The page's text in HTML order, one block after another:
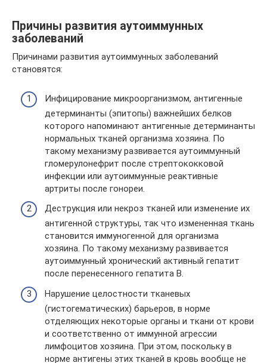
Причины развития аутоиммунных
заболеваний
Причинами развития аутоиммунных заболеваний
становятся:
Инфицирование микроорганизмом, антигенные
детерминанты (эпитопы) важнейших белков
которого напоминают антигенные детерминанты
нормальных тканей организма хозяина. По
такому механизму развивается аутоиммунный
гломерулонефрит после стрептококковой
инфекции или аутоиммунные реактивные
артриты после гонореи.
Деструкция или некроз тканей или изменение их
антигенной структуры, так что измененная ткань
становится иммуногенной для организма
хозяина. По такому механизму развивается
аутоиммунный хронический активный гепатит
после перенесенного гепатита В.
Нарушение целостности тканевых
(гистогематических) барьеров, в норме
отделяющих некоторые органы и ткани от крови
и соответственно от иммунной агрессии
лимфоцитов хозяина. При этом, поскольку в
норме антигены этих тканей в кровь вообще не